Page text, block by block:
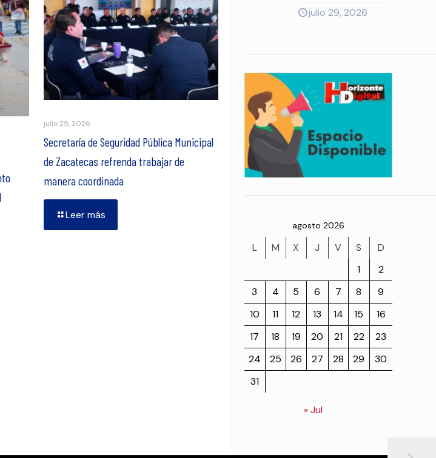
julio 29, 2026
Secretaría de Seguridad Pública Municipal
de Zacatecas refrenda trabajar de
manera coordinada
Leer más
julio 29, 2026
agosto 2026
L M X J V S
D
1
2
3
4 5 6 7 8
9
10
11 12 13 14 15
16
17
18 19 20 21 22
23
24
25 26 27 28 29
30
31
« Jul